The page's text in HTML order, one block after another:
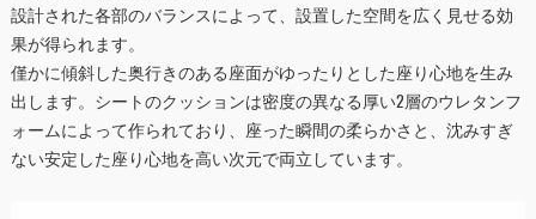
設計された各部のバランスによって、設置した空間を広く見せる効
果が得られます。
僅かに傾斜した奥行きのある座面がゆったりとした座り心地を生み
出します。シートのクッションは密度の異なる厚い2層のウレタンフ
ォームによって作られており、座った瞬間の柔らかさと、沈みすぎ
ない安定した座り心地を高い次元で両立しています。